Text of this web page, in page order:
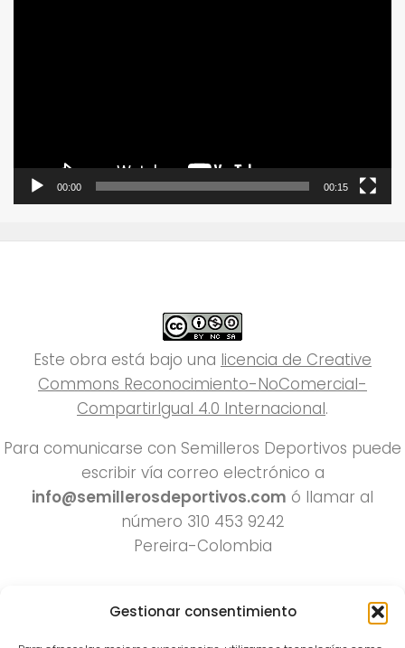
Gestionar consentimiento
00:00 00:15
Este obra está bajo una licencia de Creative
Commons Reconocimiento-NoComercial-
CompartirIgual 4.0 Internacional.
Para comunicarse con Semilleros Deportivos puede
escribir vía correo electrónico a
info@semillerosdeportivos.com ó llamar al
número 310 453 9242
Pereira-Colombia